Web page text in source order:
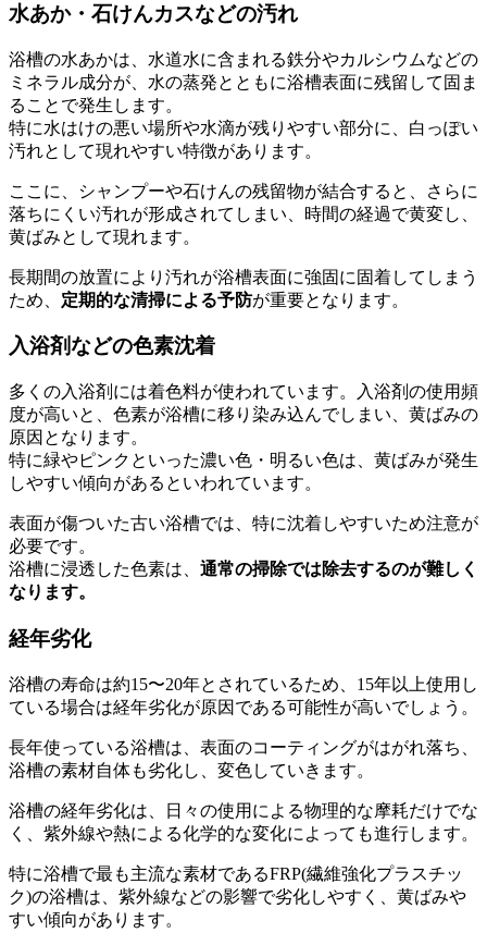
水あか・石けんカスなどの汚れ
浴槽の水あかは、水道水に含まれる鉄分やカルシウムなどの
ミネラル成分が、水の蒸発とともに浴槽表面に残留して固ま
ることで発生します。
特に水はけの悪い場所や水滴が残りやすい部分に、白っぽい
汚れとして現れやすい特徴があります。
ここに、シャンプーや石けんの残留物が結合すると、さらに
落ちにくい汚れが形成されてしまい、時間の経過で黄変し、
黄ばみとして現れます。
長期間の放置により汚れが浴槽表面に強固に固着してしまう
ため、 定期的な清掃による予防が重要となります。
入浴剤などの色素沈着
多くの入浴剤には着色料が使われています。入浴剤の使用頻
度が高いと、色素が浴槽に移り染み込んでしまい、黄ばみの
原因となります。
特に緑やピンクといった濃い色・明るい色は、黄ばみが発生
しやすい傾向があるといわれています。
表面が傷ついた古い浴槽では、特に沈着しやすいため注意が
必要です。
浴槽に浸透した色素は、 通常の掃除では除去するのが難しく
なります。
経年劣化
浴槽の寿命は約15〜20年とされているため、15年以上使用し
ている場合は経年劣化が原因である可能性が高いでしょう。
長年使っている浴槽は、表面のコーティングがはがれ落ち、
浴槽の素材自体も劣化し、変色していきます。
浴槽の経年劣化は、日々の使用による物理的な摩耗だけでな
く、紫外線や熱による化学的な変化によっても進行します。
特に浴槽で最も主流な素材であるFRP(繊維強化プラスチッ
ク)の浴槽は、紫外線などの影響で劣化しやすく、黄ばみや
すい傾向があります。